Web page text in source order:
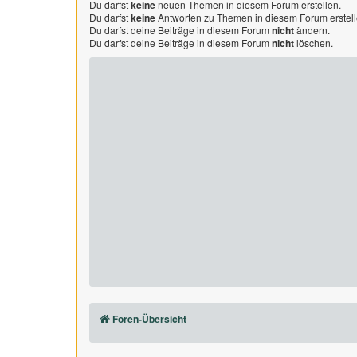
Du darfstkeineneuen Themen in diesem Forum erstellen.
Du darfstkeineAntworten zu Themen in diesem Forum
Du darfst deine Beiträge in diesem Forumnichtändern.
Du darfst deine Beiträge in diesem Forumnichtlöschen.
Foren-Übersicht